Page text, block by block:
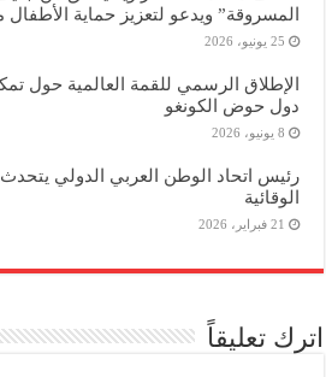
المسروقة” ويدعو لتعزيز حماية الأطفال
25 يونيو، 2026
الإطلاق الرسمي للقمة العالمية حول
دول حوض الكونغو
8 يونيو، 2026
رئيس اتحاد الوطن العربي الدولي
الوقائية
21 فبراير، 2026
اترك تعليقاً